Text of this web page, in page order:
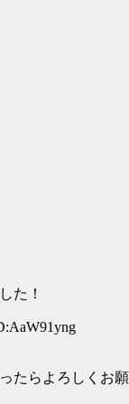
た！
たらよろしくお